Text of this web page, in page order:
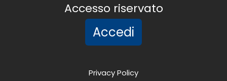
Accesso riservato
Accedi
Privacy Policy